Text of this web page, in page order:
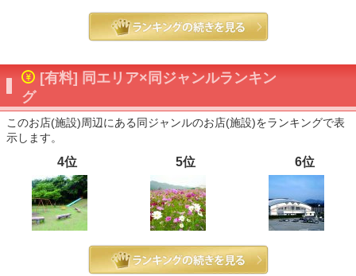
[有料] 同エリア×同ジャンルランキン
グ
このお店(施設)周辺にある同ジャンルのお店(施設)をランキングで表
示します。
4位 5位 6位